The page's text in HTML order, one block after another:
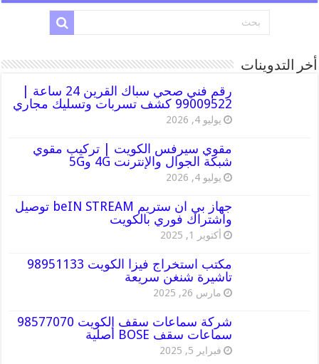
أخر التدوينات
رقم فني صحي سباك القرين 24 ساعة |
99009522 كشف تسربات وتسليك مجاري
يوليو 4, 2026
مقوي سيرفس الكويت | تركيب مقوي
شبكة الجوال والإنترنت 4G و5G
يوليو 4, 2026
جهاز بي ان ستريم beIN STREAM توصيل
واشتراك فوري بالكويت
أكتوبر 1, 2025
مكتب استخراج فيزا الكويت 98951133
تاشيرة شنغن سريعة
مارس 26, 2025
شركة سماعات سقف الكويت 98577070
سماعات سقف BOSE أصلية
فبراير 5, 2025